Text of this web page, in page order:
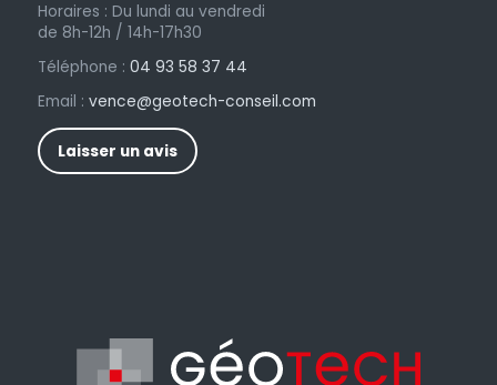
Horaires : Du lundi au vendredi
de 8h-12h / 14h-17h30
Téléphone : 04 93 58 37 44
Email : vence@geotech-conseil.com
Laisser un avis